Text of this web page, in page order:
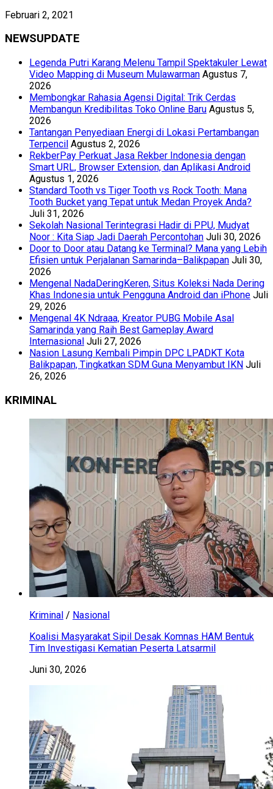
Februari 2, 2021
NEWSUPDATE
Legenda Putri Karang Melenu Tampil Spektakuler Lewat
Video Mapping di Museum Mulawarman Agustus 7,
2026
Membongkar Rahasia Agensi Digital: Trik Cerdas
Membangun Kredibilitas Toko Online Baru Agustus 5,
2026
Tantangan Penyediaan Energi di Lokasi Pertambangan
Terpencil Agustus 2, 2026
RekberPay Perkuat Jasa Rekber Indonesia dengan
Smart URL, Browser Extension, dan Aplikasi Android
Agustus 1, 2026
Standard Tooth vs Tiger Tooth vs Rock Tooth: Mana
Tooth Bucket yang Tepat untuk Medan Proyek Anda?
Juli 31, 2026
Sekolah Nasional Terintegrasi Hadir di PPU, Mudyat
Noor : Kita Siap Jadi Daerah Percontohan Juli 30, 2026
Door to Door atau Datang ke Terminal? Mana yang Lebih
Efisien untuk Perjalanan Samarinda–Balikpapan Juli 30,
2026
Mengenal NadaDeringKeren, Situs Koleksi Nada Dering
Khas Indonesia untuk Pengguna Android dan iPhone Juli
29, 2026
Mengenal 4K Ndraaa, Kreator PUBG Mobile Asal
Samarinda yang Raih Best Gameplay Award
Internasional Juli 27, 2026
Nasion Lasung Kembali Pimpin DPC LPADKT Kota
Balikpapan, Tingkatkan SDM Guna Menyambut IKN Juli
26, 2026
KRIMINAL
Kriminal / Nasional
Koalisi Masyarakat Sipil Desak Komnas HAM Bentuk
Tim Investigasi Kematian Peserta Latsarmil
Juni 30, 2026